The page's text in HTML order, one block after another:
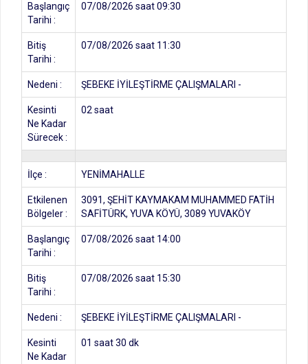
Başlangıç
Tarihi :
07/08/2026 saat 09:30
Bitiş
Tarihi :
07/08/2026 saat 11:30
Nedeni : ŞEBEKE İYİLEŞTİRME ÇALIŞMALARI -
Kesinti
Ne Kadar
Sürecek :
02 saat
İlçe : YENİMAHALLE
Etkilenen
Bölgeler :
3091, ŞEHİT KAYMAKAM MUHAMMED FATİH
SAFİTÜRK, YUVA KÖYÜ, 3089 YUVAKÖY
Başlangıç
Tarihi :
07/08/2026 saat 14:00
Bitiş
Tarihi :
07/08/2026 saat 15:30
Nedeni : ŞEBEKE İYİLEŞTİRME ÇALIŞMALARI -
Kesinti
Ne Kadar
01 saat 30 dk